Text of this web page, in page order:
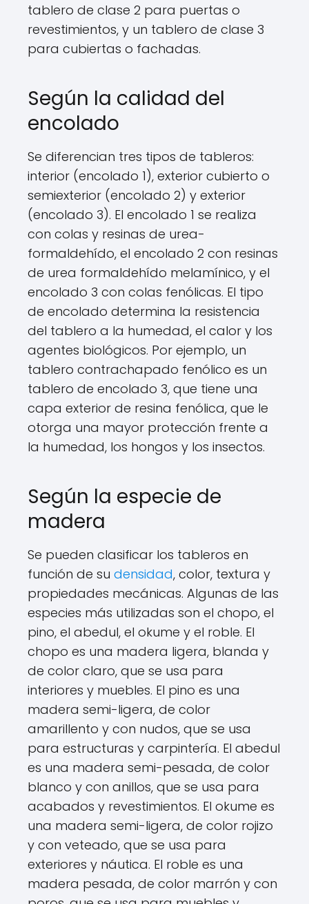
tablero de clase 2 para puertas o
revestimientos, y un tablero de clase 3
para cubiertas o fachadas.
Según la calidad del
encolado
Se diferencian tres tipos de tableros:
interior (encolado 1), exterior cubierto o
semiexterior (encolado 2) y exterior
(encolado 3). El encolado 1 se realiza
con colas y resinas de urea-
formaldehído, el encolado 2 con resinas
de urea formaldehído melamínico, y el
encolado 3 con colas fenólicas. El tipo
de encolado determina la resistencia
del tablero a la humedad, el calor y los
agentes biológicos. Por ejemplo, un
tablero contrachapado fenólico es un
tablero de encolado 3, que tiene una
capa exterior de resina fenólica, que le
otorga una mayor protección frente a
la humedad, los hongos y los insectos.
Según la especie de
madera
Se pueden clasificar los tableros en
función de su densidad, color, textura y
propiedades mecánicas. Algunas de las
especies más utilizadas son el chopo, el
pino, el abedul, el okume y el roble. El
chopo es una madera ligera, blanda y
de color claro, que se usa para
interiores y muebles. El pino es una
madera semi-ligera, de color
amarillento y con nudos, que se usa
para estructuras y carpintería. El abedul
es una madera semi-pesada, de color
blanco y con anillos, que se usa para
acabados y revestimientos. El okume es
una madera semi-ligera, de color rojizo
y con veteado, que se usa para
exteriores y náutica. El roble es una
madera pesada, de color marrón y con